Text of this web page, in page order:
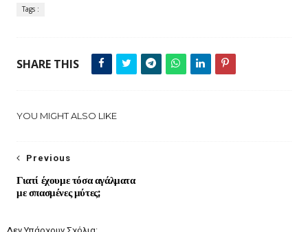
Tags :
SHARE THIS
YOU MIGHT ALSO LIKE
Previous
Γιατί έχουμε τόσα αγάλματα
με σπασμένες μύτες;